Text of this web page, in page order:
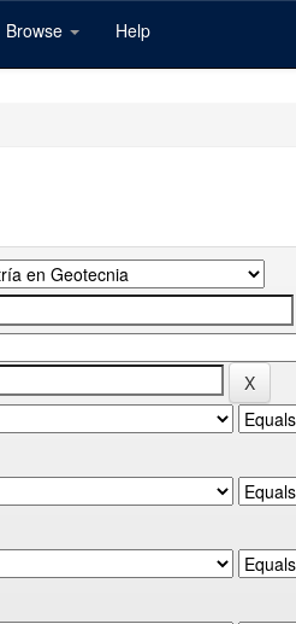
Browse Help